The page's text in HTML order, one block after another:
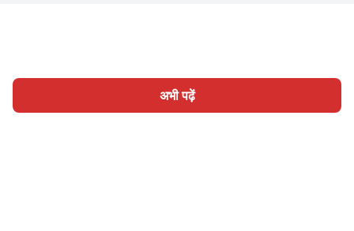
अभी पढ़ें
होम श्रेणी लिखिए लेख साइन इन